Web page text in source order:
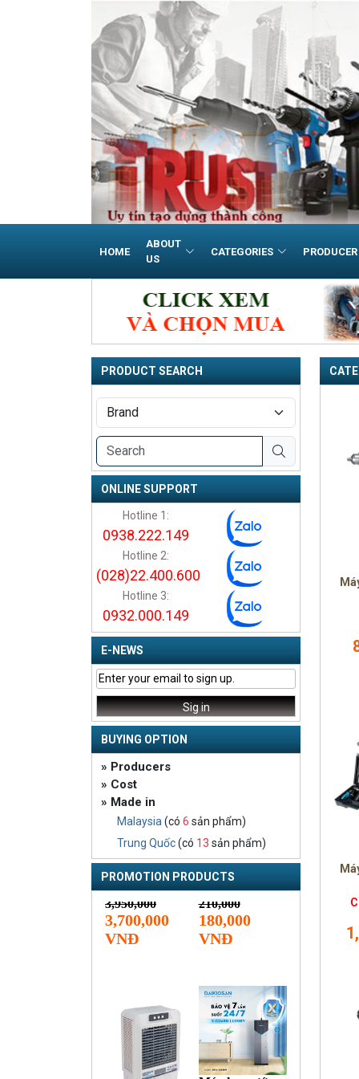
HOME
ABOUT
US
CATEGORIES PRODUCER
PRODUCT SEARCH
ONLINE SUPPORT
Hotline 1:
0938.222.149
Hotline 2:
(028)22.400.600
Hotline 3:
0932.000.149
E-NEWS
BUYING OPTION
» Producers
» Cost
» Made in
Malaysia (có 6 sản phẩm)
Trung Quốc(có 13 sản phẩm)
PROMOTION PRODUCTS